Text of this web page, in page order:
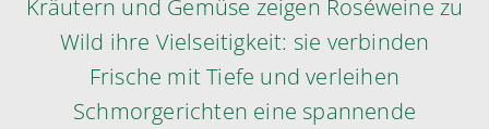
Kräutern und Gemüse zeigen Roséweine zu
Wild ihre Vielseitigkeit: sie verbinden
Frische mit Tiefe und verleihen
Schmorgerichten eine spannende